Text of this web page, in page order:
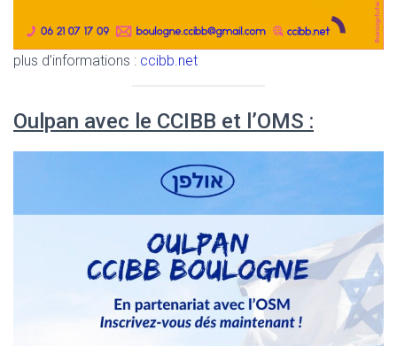
plus d’informations : ccibb.net
Oulpan avec le CCIBB et l’OMS :